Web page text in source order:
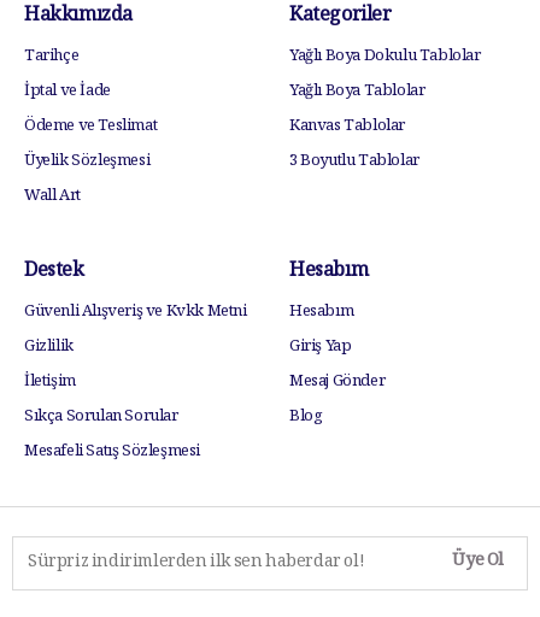
Hakkımızda
Tarihçe
İptal ve İade
Ödeme ve Teslimat
Üyelik Sözleşmesi
Wall Art
Kategoriler
Yağlı Boya Dokulu Tablolar
Yağlı Boya Tablolar
Kanvas Tablolar
3 Boyutlu Tablolar
Destek
Güvenli Alışveriş ve Kvkk Metni
Gizlilik
İletişim
Sıkça Sorulan Sorular
Mesafeli Satış Sözleşmesi
Hesabım
Hesabım
Giriş Yap
Mesaj Gönder
Blog
Üye Ol